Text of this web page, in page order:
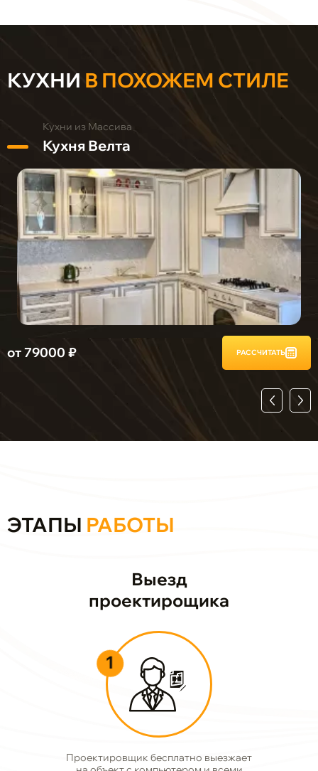
КУХНИ В ПОХОЖЕМ СТИЛЕ
Кухни из Массива
Кухня Велта
от 79000 ₽ РАССЧИТАТЬ
ЭТАПЫ РАБОТЫ
Выезд
проектирощика
1
Проектировщик бесплатно выезжает